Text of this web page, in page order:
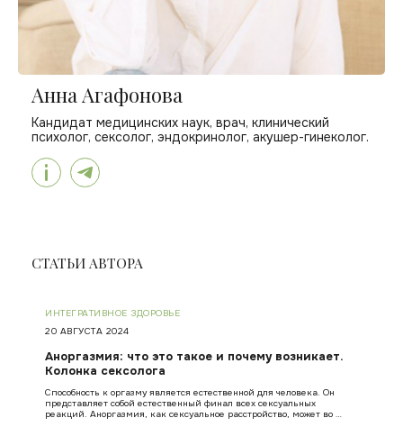
Анна Агафонова
Кандидат медицинских наук, врач, клинический
психолог, сексолог, эндокринолог, акушер-гинеколог.
СТАТЬИ АВТОРА
ИНТЕГРАТИВНОЕ ЗДОРОВЬЕ
20 АВГУСТА 2024
Аноргазмия: что это такое и почему возникает.
Колонка сексолога
Способность к оргазму является естественной для человека. Он
представляет собой естественный финал всех сексуальных
реакций. Аноргазмия, как сексуальное расстройство, может во …